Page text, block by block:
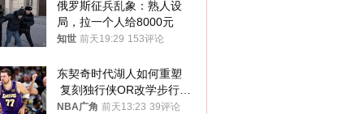
俄罗斯征兵乱象：熟人设
局，拉一个人给8000元
知世 前天19:29 153评论
东契奇时代湖人如何重塑
复刻独行侠OR改学步行
者？
NBA广角 前天13:23 39评论